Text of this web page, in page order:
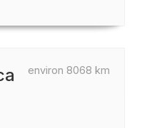
environ 8068 km